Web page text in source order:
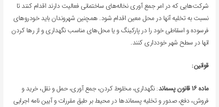
شرکت‌هایی که در امر جمع آوری نخاله‌های ساختمانی فعالیت دارند اقدام کنند تا
نسبت به تخلیه آنها در محل معین اقدام شود. همچنین شهروندان باید خودروهای
فرسوده و اسقاطی خود را در پارکینگ و یا محل‌های مناسب نگهداری و از رها کردن
انها در سطح شهر خودداری کنند.
قوانین:
ماده ۱۶ قانون پسماند
: نگهداری، مخلوط کردن، جمع آوری، حمل و نقل، خرید و
فروش، دفع، صدور و تخلیه پسماندها در محیط بر طبق مقررات و آیین نامه اجرایی